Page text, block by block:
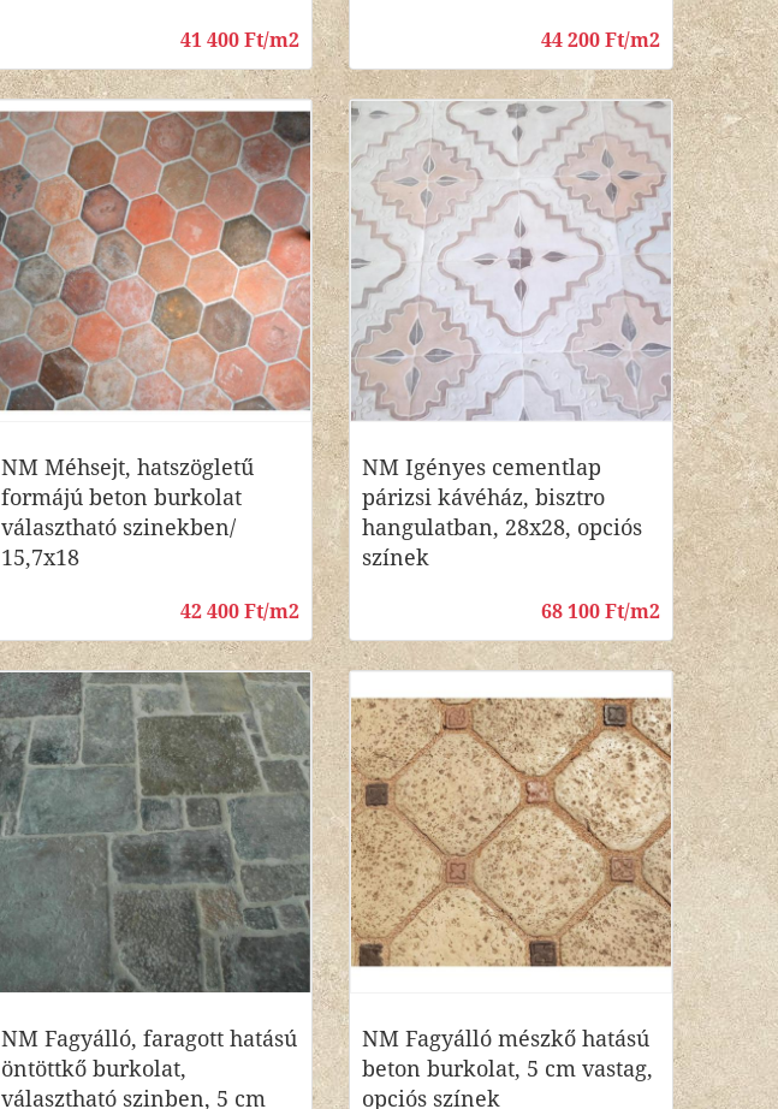
41 400 Ft/m2 44 200 Ft/m2
NM Méhsejt, hatszögletű
formájú beton burkolat
választható szinekben/
15,7x18
42 400 Ft/m2
NM Igényes cementlap
párizsi kávéház, bisztro
hangulatban, 28x28, opciós
színek
68 100 Ft/m2
NM Fagyálló, faragott hatású
öntöttkő burkolat,
választható szinben, 5 cm
NM Fagyálló mészkő hatású
beton burkolat, 5 cm vastag,
opciós színek